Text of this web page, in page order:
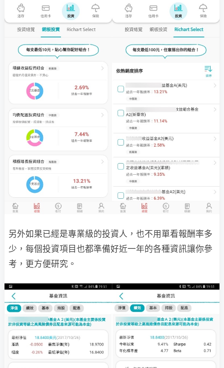
另外如果已經是專業級的投資人，也不用單看報酬率多
少，每個投資項目也都準備好近一年的各種資訊讓你參
考，更方便研究。